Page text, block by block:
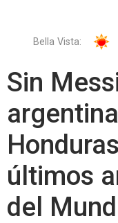
Bella Vista:
Sin
últimos
del